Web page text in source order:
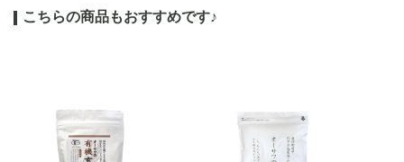
こちらの商品もおすすめです♪